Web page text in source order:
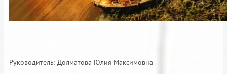
Руководитель: Долматова Юлия Максимовна